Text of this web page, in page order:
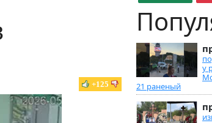
у
21 раненый
+125